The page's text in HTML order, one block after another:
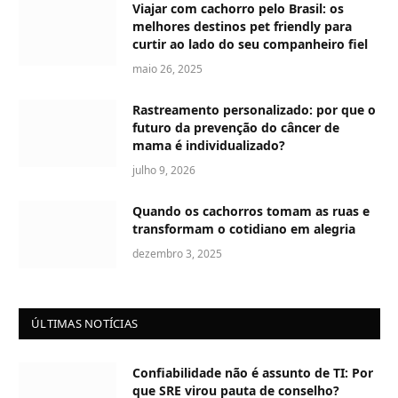
Viajar com cachorro pelo Brasil: os
melhores destinos pet friendly para
curtir ao lado do seu companheiro fiel
maio 26, 2025
Rastreamento personalizado: por que o
futuro da prevenção do câncer de
mama é individualizado?
julho 9, 2026
Quando os cachorros tomam as ruas e
transformam o cotidiano em alegria
dezembro 3, 2025
ÚLTIMAS NOTÍCIAS
Confiabilidade não é assunto de TI: Por
que SRE virou pauta de conselho?